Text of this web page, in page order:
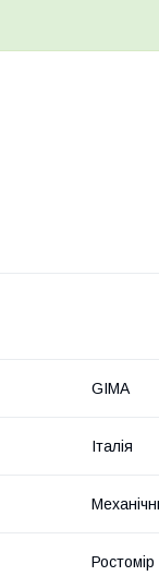
GIMA
Італія
Ростомір